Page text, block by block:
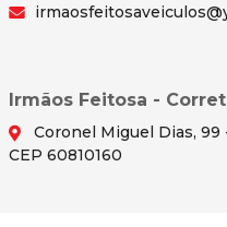
Irmãos Feitosa -
Coronel Miguel Dias, 99
CEP 60810160